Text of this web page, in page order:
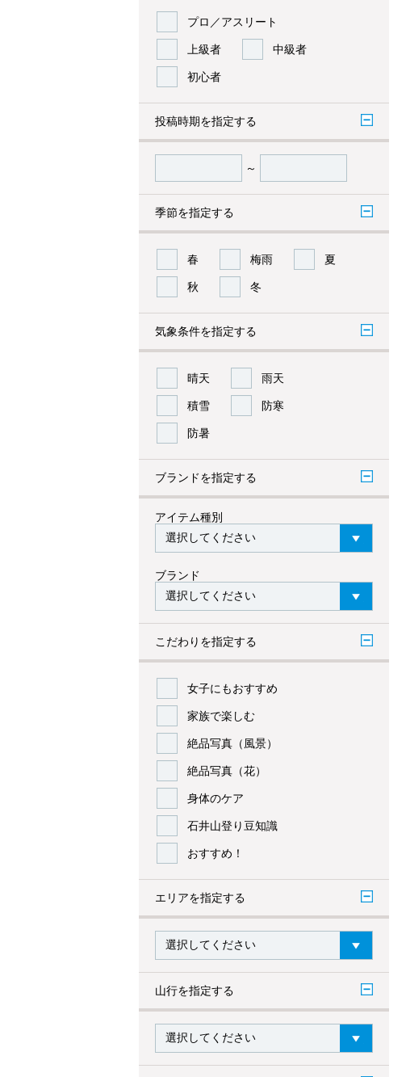
プロ／アスリート
上級者 中級者
初心者
投稿時期を指定する
～
季節を指定する
春 梅雨 夏
秋 冬
気象条件を指定する
晴天 雨天
積雪 防寒
防暑
ブランドを指定する
アイテム種別
ブランド
こだわりを指定する
女子にもおすすめ
家族で楽しむ
絶品写真（風景）
絶品写真（花）
身体のケア
石井山登り豆知識
おすすめ！
エリアを指定する
山行を指定する